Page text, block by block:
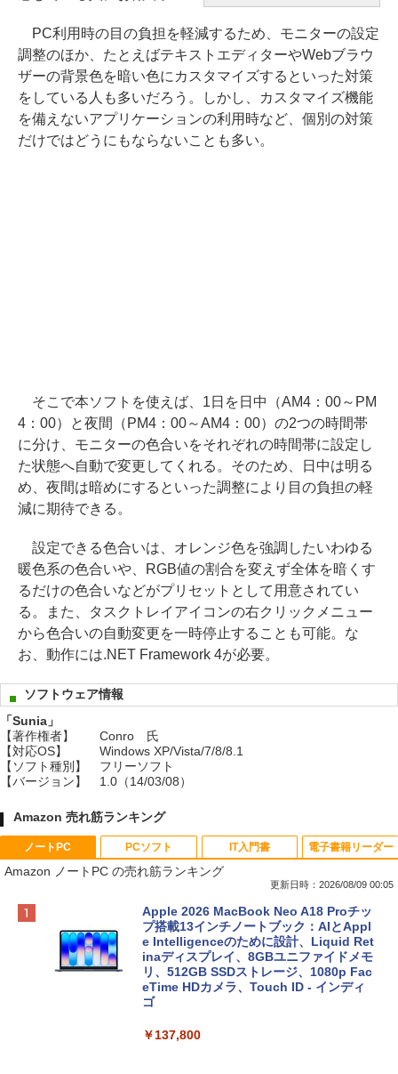
PC利用時の目の負担を軽減するため、モニターの設定
調整のほか、たとえばテキストエディターやWebブラウ
ザーの背景色を暗い色にカスタマイズするといった対策
をしている人も多いだろう。しかし、カスタマイズ機能
を備えないアプリケーションの利用時など、個別の対策
だけではどうにもならないことも多い。
そこで本ソフトを使えば、1日を日中（AM4：00～PM
4：00）と夜間（PM4：00～AM4：00）の2つの時間帯
に分け、モニターの色合いをそれぞれの時間帯に設定し
た状態へ自動で変更してくれる。そのため、日中は明る
め、夜間は暗めにするといった調整により目の負担の軽
減に期待できる。
設定できる色合いは、オレンジ色を強調したいわゆる
暖色系の色合いや、RGB値の割合を変えず全体を暗くす
るだけの色合いなどがプリセットとして用意されてい
る。また、タスクトレイアイコンの右クリックメニュー
から色合いの自動変更を一時停止することも可能。な
お、動作には.NET Framework 4が必要。
ソフトウェア情報
「Sunia」
【著作権者】
Conro 氏
【対応OS】
Windows XP/Vista/7/8/8.1
【ソフト種別】
フリーソフト
【バージョン】
1.0（14/03/08）
Amazon 売れ筋ランキング
ノートPC
Amazon ノートPC の売れ筋ランキング
更新日時：2026/08/09 00:05
Apple 2026 MacBook Neo A18 Proチッ
プ搭載13インチノートブック：AIとAppl
e Intelligenceのために設計、Liquid Ret
inaディスプレイ、8GBユニファイドメモ
リ、512GB SSDストレージ、1080p Fac
eTime HDカメラ、Touch ID - インディ
ゴ
￥137,800
PCソフト IT入門書 電子書籍リーダー